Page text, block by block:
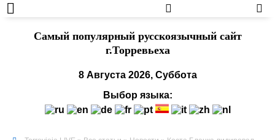
Cамый популярный русскоязычный сайт
г.Торревьеха
8 Августа 2026, Суббота
Выбор языка: